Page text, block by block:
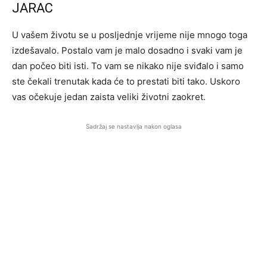
JARAC
U vašem životu se u posljednje vrijeme nije mnogo toga
izdešavalo. Postalo vam je malo dosadno i svaki vam je
dan počeo biti isti. To vam se nikako nije sviđalo i samo
ste čekali trenutak kada će to prestati biti tako. Uskoro
vas očekuje jedan zaista veliki životni zaokret.
Sadržaj se nastavlja nakon oglasa